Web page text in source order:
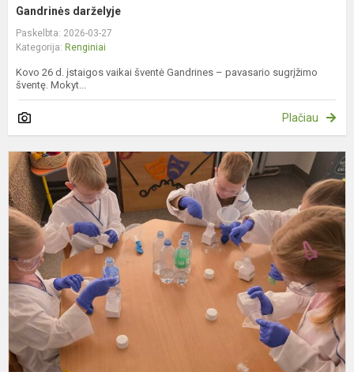
Gandrinės darželyje
Paskelbta: 2026-03-27
Kategorija: Renginiai
Kovo 26 d. įstaigos vaikai šventė Gandrines – pavasario sugrįžimo
šventę. Mokyt...
Plačiau